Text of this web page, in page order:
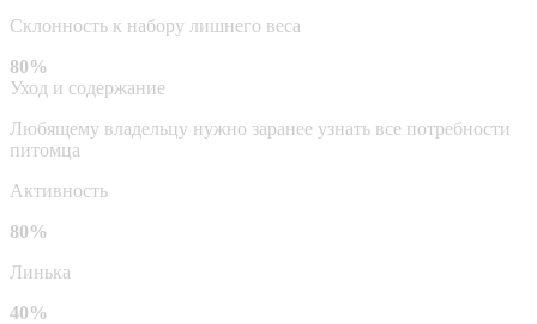
Склонность к набору лишнего веса
80%
Уход и содержание
Любящему владельцу нужно заранее узнать все потребности
питомца
Активность
80%
Линька
40%